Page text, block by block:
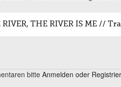
RIVER, THE RIVER IS ME //
bitteAnmelden oder